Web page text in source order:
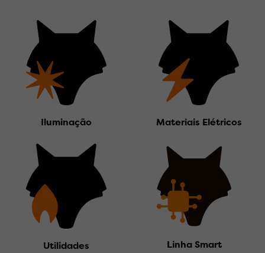
Iluminação Materiais Elétricos
Utilidades Linha Smart